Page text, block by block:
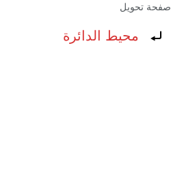
صفحة تحويل
تحويل إلى:محيط الدائرة